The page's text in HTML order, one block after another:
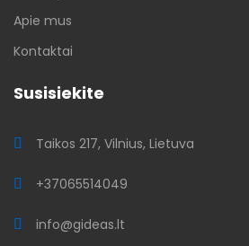
Apie mus
Kontaktai
Susisiekite
Taikos 217, Vilnius, Lietuva
+37065514049
info@gideas.lt